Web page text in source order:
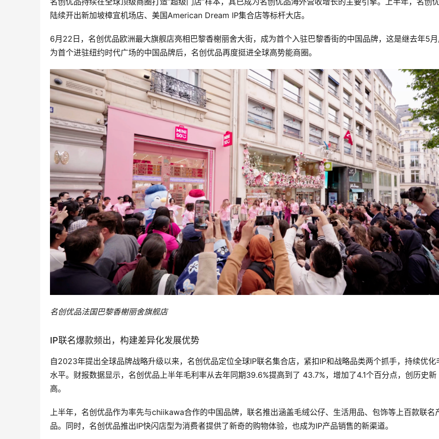
陆续开出新加坡樟宜机场店、美国American Dream IP集合店等标杆大店。
6月22日，名创优品欧洲最大旗舰店亮相巴黎香榭丽舍大街，成为首个入驻巴黎香街的中国品牌，这是继去年5
为首个进驻纽约时代广场的中国品牌后，名创优品再度挺进全球高势能商圈。
名创优品法国巴黎香榭丽舍旗舰店
IP联名爆款频出，构建差异化发展优势
自2023年提出全球品牌战略升级以来，名创优品定位全球IP联名集合店，紧扣IP和战略品类两个抓手，持续优化
水平。财报数据显示，名创优品上半年毛利率从去年同期39.6%提高到了 43.7%，增加了4.1个百分点，创历史新
高。
上半年，名创优品作为率先与chiikawa合作的中国品牌，联名推出涵盖毛绒公仔、生活用品、包饰等上百款联名
品。同时，名创优品推出IP快闪店型为消费者提供了新奇的购物体验，也成为IP产品销售的新渠道。